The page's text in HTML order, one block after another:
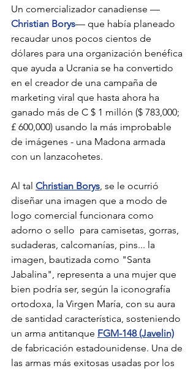
Un comercializador canadiense —
Christian Borys— que había planeado
recaudar unos pocos cientos de
dólares para una organización benéfica
que ayuda a Ucrania se ha convertido
en el creador de una campaña de
marketing viral que hasta ahora ha
ganado más de C $ 1 millón ($ 783,000;
£ 600,000) usando la más improbable
de imágenes - una Madona armada
con un lanzacohetes.
Al tal Christian Borys, se le ocurrió
diseñar una imagen que a modo de
logo comercial funcionara como
adorno o sello  para camisetas, gorras,
sudaderas, calcomanías, pins... la
imagen, bautizada como "Santa
Jabalina", representa a una mujer que
bien podría ser, según la iconografía
ortodoxa, la Virgen María, con su aura
de santidad característica, sosteniendo
un arma antitanque FGM-148 (Javelin)
de fabricación estadounidense. Una de
las armas más exitosas usadas por los